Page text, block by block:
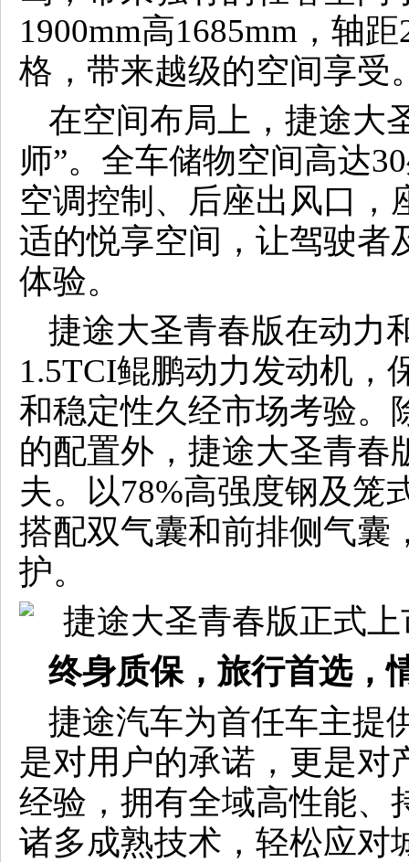
1900mm高1685mm，轴
格，带来越级的空间享受
在空间布局上，捷途大
师”。全车储物空间高达
空调控制、后座出风口，
适的悦享空间，让驾驶者
体验。
捷途大圣青春版在动力
1.5TCI鲲鹏动力发动机，
和稳定性久经市场考验。
的配置外，捷途大圣青春
夫。以78%高强度钢及笼
搭配双气囊和前排侧气囊
护。
终身质保，旅行首选，
捷途汽车为首任车主提
是对用户的承诺，更是对
经验，拥有全域高性能、
诸多成熟技术，轻松应对